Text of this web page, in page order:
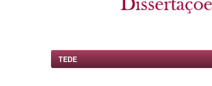
TEDE